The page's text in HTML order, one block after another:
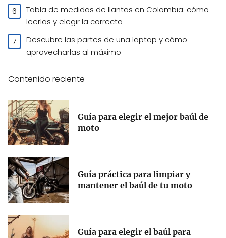
Tabla de medidas de llantas en Colombia: cómo
leerlas y elegir la correcta
Descubre las partes de una laptop y cómo
aprovecharlas al máximo
Contenido reciente
Guía para elegir el mejor baúl de
moto
Guía práctica para limpiar y
mantener el baúl de tu moto
Guía para elegir el baúl para